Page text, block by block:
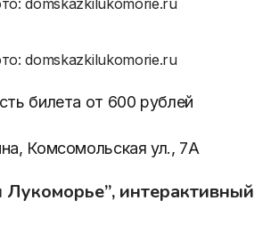
domskazkilukomorie.ru
domskazkilukomorie.ru
билета от 600 рублей
Комсомольская ул., 7А
Лукоморье”, интерактивный